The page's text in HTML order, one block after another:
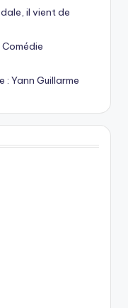
il vient de
: Yann Guillarme